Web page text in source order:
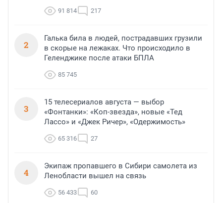
91 814 217
2
Галька била в людей, пострадавших грузили
в скорые на лежаках. Что происходило в
Геленджике после атаки БПЛА
85 745
3
15 телесериалов августа — выбор
«Фонтанки»: «Коп-звезда», новые «Тед
Лассо» и «Джек Ричер», «Одержимость»
65 316 27
4
Экипаж пропавшего в Сибири самолета из
Ленобласти вышел на связь
56 433 60